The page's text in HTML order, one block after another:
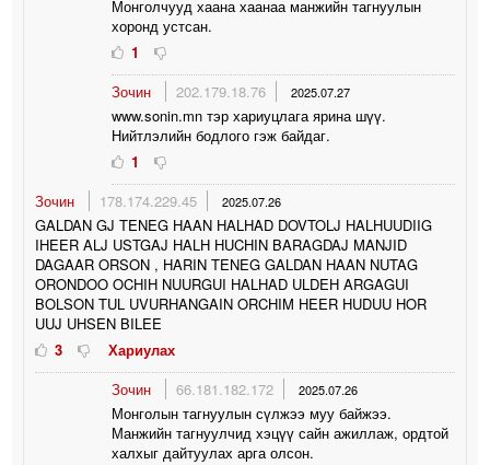
Монголчууд хаана хаанаа манжийн тагнуулын
хоронд устсан.
1
Зочин
202.179.18.76 2025.07.27
www.sonin.mn тэр хариуцлага ярина шүү.
Нийтлэлийн бодлого гэж байдаг.
1
Зочин
178.174.229.45 2025.07.26
GALDAN GJ TENEG HAAN HALHAD DOVTOLJ HALHUUDIIG
IHEER ALJ USTGAJ HALH HUCHIN BARAGDAJ MANJID
DAGAAR ORSON , HARIN TENEG GALDAN HAAN NUTAG
ORONDOO OCHIH NUURGUI HALHAD ULDEH ARGAGUI
BOLSON TUL UVURHANGAIN ORCHIM HEER HUDUU HOR
UUJ UHSEN BILEE
3
Хариулах
Зочин
66.181.182.172 2025.07.26
Монголын тагнуулын сүлжээ муу байжээ.
Манжийн тагнуулчид хэцүү сайн ажиллаж, ордтой
халхыг дайтуулах арга олсон.